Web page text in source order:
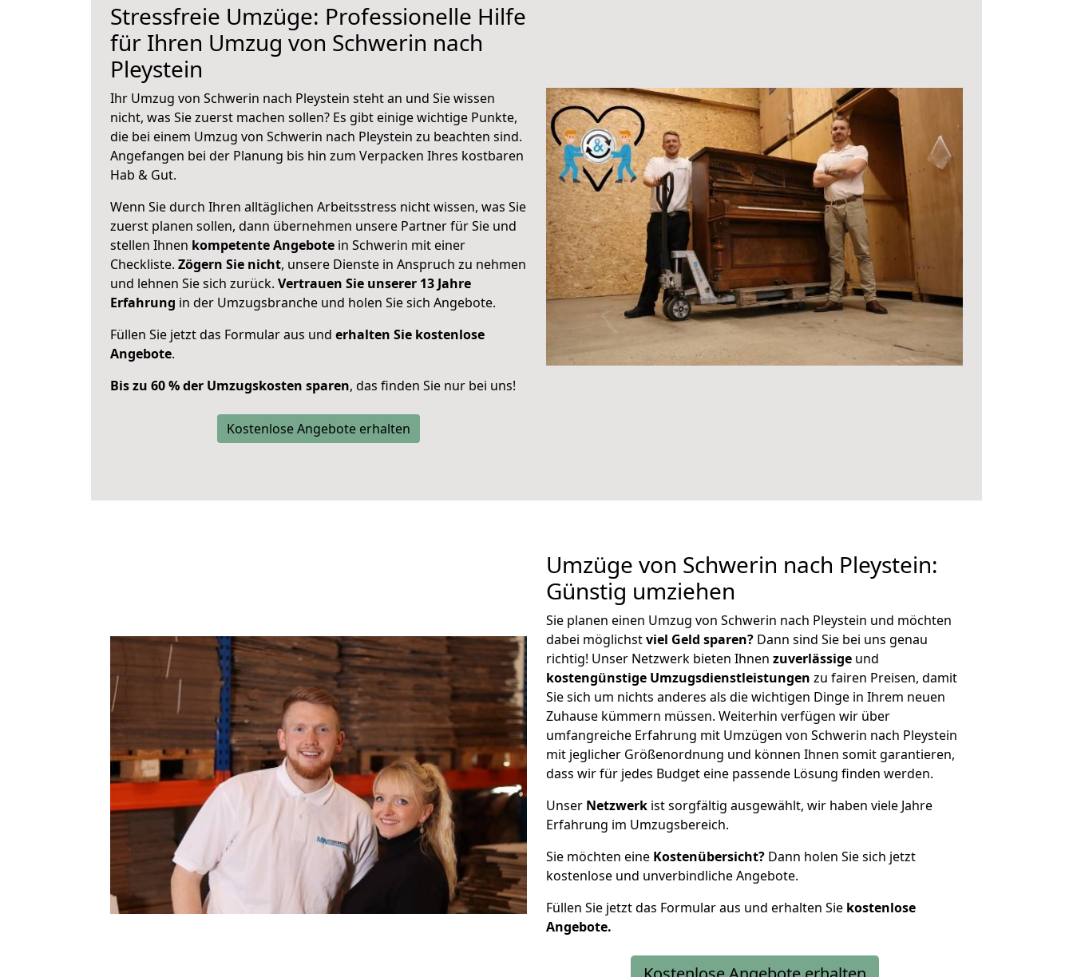
Stressfreie Umzüge: Professionelle Hilfe
für Ihren Umzug von Schwerin nach
Pleystein
Ihr Umzug von Schwerin nach Pleystein steht an und Sie wissen
nicht, was Sie zuerst machen sollen? Es gibt einige wichtige Punkte,
die bei einem Umzug von Schwerin nach Pleystein zu beachten sind.
Angefangen bei der Planung bis hin zum Verpacken Ihres kostbaren
Hab & Gut.
Wenn Sie durch Ihren alltäglichen Arbeitsstress nicht wissen, was Sie
zuerst planen sollen, dann übernehmen unsere Partner für Sie und
stellen Ihnen kompetente Angebote in Schwerin mit einer
Checkliste. Zögern Sie nicht, unsere Dienste in Anspruch zu nehmen
und lehnen Sie sich zurück. Vertrauen Sie unserer 13 Jahre
Erfahrung in der Umzugsbranche und holen Sie sich Angebote.
Füllen Sie jetzt das Formular aus und erhalten Sie kostenlose
Angebote.
Bis zu 60 % der Umzugskosten sparen, das finden Sie nur bei uns!
Kostenlose Angebote erhalten
Umzüge von Schwerin nach Pleystein:
Günstig umziehen
Sie planen einen Umzug von Schwerin nach Pleystein und möchten
dabei möglichstviel Geld sparen? Dann sind Sie bei uns genau
richtig! Unser Netzwerk bieten Ihnen zuverlässige und
kostengünstige Umzugsdienstleistungen zu fairen Preisen, damit
Sie sich um nichts anderes als die wichtigen Dinge in Ihrem neuen
Zuhause kümmern müssen. Weiterhin verfügen wir über
umfangreiche Erfahrung mit Umzügen von Schwerin nach Pleystein
mit jeglicher Größenordnung und können Ihnen somit garantieren,
dass wir für jedes Budget eine passende Lösung finden werden.
Unser Netzwerk ist sorgfältig ausgewählt, wir haben viele Jahre
Erfahrung im Umzugsbereich.
Sie möchten eine Kostenübersicht? Dann holen Sie sich jetzt
kostenlose und unverbindliche Angebote.
Füllen Sie jetzt das Formular aus und erhalten Sie kostenlose
Angebote.